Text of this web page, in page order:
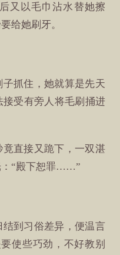
又以毛巾沾水替她擦
给她刷牙。
抓住，她就算是先天
受有旁人将毛刷捅进
直接又跪下，一双湛
：“殿下恕罪……”
到习俗差异，便温言
使些巧劲，不好教别